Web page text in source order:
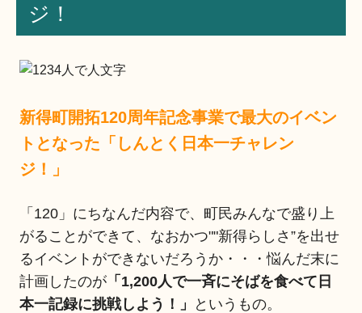
ジ！
新得町開拓120周年記念事業で最大のイベン
トとなった「しんとく日本一チャレン
ジ！」
「120」にちなんだ内容で、町民みんなで盛り上
がることができて、なおかつ""新得らしさ”を出せ
るイベントができないだろうか・・・悩んだ末に
計画したのが 「1,200人で一斉にそばを食べて日
本一記録に挑戦しよう！」
というもの。